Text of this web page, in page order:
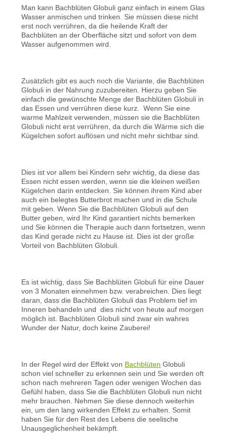
Man kann Bachblüten Globuli ganz einfach in einem Glas
Wasser anmischen und trinken. Sie müssen diese nicht
erst noch verrühren, da die heilende Kraft der
Bachblüten an der Oberfläche sitzt und sofort von dem
Wasser aufgenommen wird.
Zusätzlich gibt es auch noch die Variante, die Bachblüten
Globuli in der Nahrung zuzubereiten. Hierzu geben Sie
einfach die gewünschte Menge der Bachblüten Globuli in
das Essen und verrühren diese kurz. Wenn Sie eine
warme Mahlzeit verwenden, müssen sie die Bachblüten
Globuli nicht erst verrühren, da durch die Wärme sich die
Kügelchen sofort auflösen und nicht mehr sichtbar sind.
Dies ist vor allem bei Kindern sehr wichtig, da diese das
Essen nicht essen werden, wenn sie die kleinen weißen
Kügelchen darin entdecken. Sie können ihrem Kind aber
auch ein belegtes Butterbrot machen und in die Schule
mit geben. Wenn Sie die Bachblüten Globuli auf den
Butter geben, wird Ihr Kind garantiert nichts bemerken
und Sie können die Therapie auch dann fortsetzen, wenn
das Kind gerade nicht zu Hause ist. Dies ist der große
Vorteil von Bachblüten Globuli.
Es ist wichtig, dass Sie Bachblüten Globuli für eine Dauer
von 3 Monaten einnehmen bzw. verabreichen. Dies liegt
daran, dass die Bachblüten Globuli das Problem tief im
Inneren behandeln und dies nicht von heute auf morgen
möglich ist. Bachblüten Globuli sind zwar ein wahres
Wunder der Natur, doch keine Zauberei!
In der Regel wird der Effekt von Bachblüten Globuli
schon viel schneller zu erkennen sein und Sie werden oft
schon nach mehreren Tagen oder wenigen Wochen das
Gefühl haben, dass Sie die Bachblüten Globuli nun nicht
mehr brauchen. Nehmen Sie diese dennoch weiterhin
ein, um den lang wirkenden Effekt zu erhalten. Somit
haben Sie für den Rest des Lebens die seelische
Unausgeglichenheit bekämpft.